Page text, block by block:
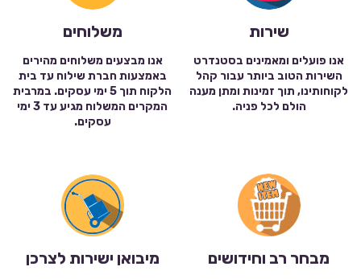
שירות
אנו פועלים ומאמינים בסטנדרט
השירות הטוב ביותר עבור קהל
לקוחותינו, תוך זמינות ומתן מענה
הולם לכל פניה.
משלוחים
אנו מבצעים משלוחים מהירים
באמצעות חברת שילוח עד בית
הלקוח תוך 5 ימי עסקים. במרבית
המקרים המשלוח מגיע עד 3 ימי
עסקים.
מבחר רב וחידושים מיבואן ישירות לצרכן